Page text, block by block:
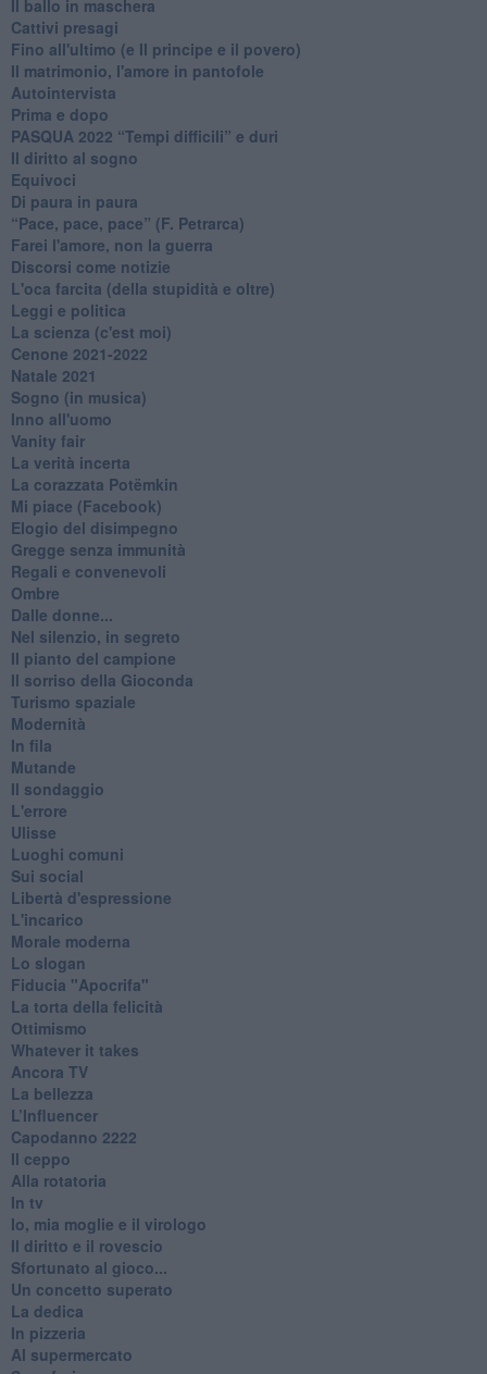
Il ballo in maschera
Cattivi presagi
Fino all'ultimo (e Il principe e il povero)
Il matrimonio, l'amore in pantofole
Autointervista
Prima e dopo
​PASQUA 2022 “Tempi difficili” e duri
Il diritto al sogno
Equivoci
Di paura in paura
​“Pace, pace, pace” (F. Petrarca)
Farei l'amore, non la guerra
Discorsi come notizie
L'oca farcita (della stupidità e oltre)
Leggi e politica
La scienza (c'est moi)
Cenone 2021-2022
Natale 2021
Sogno (in musica)
Inno all'uomo
Vanity fair
La verità incerta
La corazzata Potëmkin
Mi piace (Facebook)
Elogio del disimpegno
Gregge senza immunità
Regali e convenevoli
Ombre
Dalle donne...
Nel silenzio, in segreto
Il pianto del campione
Il sorriso della Gioconda
Turismo spaziale
Modernità
In fila
Mutande
Il sondaggio
L'errore
Ulisse
Luoghi comuni
Sui social
Libertà d'espressione
L'incarico
Morale moderna
Lo slogan
Fiducia "Apocrifa"
La torta della felicità
Ottimismo
Whatever it takes
Ancora TV
La bellezza
L’Influencer
​Capodanno 2222
Il ceppo
Alla rotatoria
In tv
Io, mia moglie e il virologo
Il diritto e il rovescio
Sfortunato al gioco...
Un concetto superato
La dedica
In pizzeria
Al supermercato